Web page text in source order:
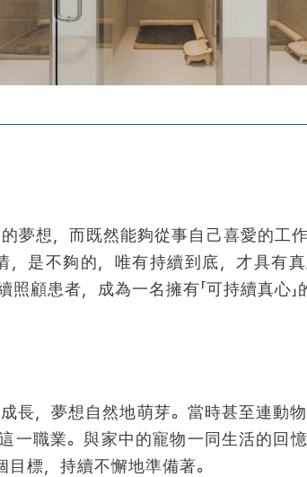
的夢想，而既然能夠從事自己喜愛的工
是不夠的，唯有持續到底，才具有
患者，成為一名擁有「可持續真心」
長，夢想自然地萌芽。當時甚至連動
一職業。與家中的寵物一同生活的回
標，持續不懈地準備著。